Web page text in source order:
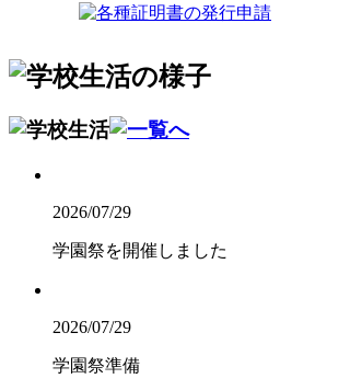
2026/07/29
学園祭を開催しました
2026/07/29
学園祭準備